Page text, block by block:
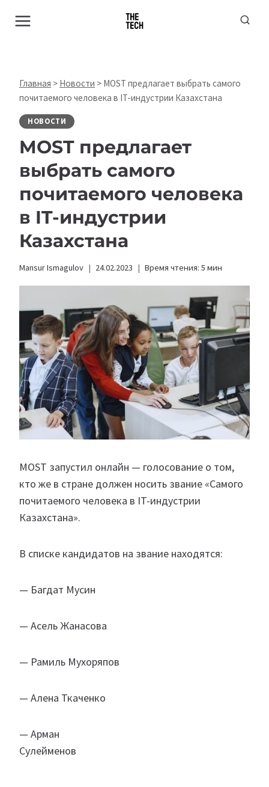
Главная > Новости > MOST предлагает выбрать самого
почитаемого человека в IT-индустрии Казахстана
НОВОСТИ
MOST предлагает
выбрать самого
почитаемого человека
в IT-индустрии
Казахстана
Mansur Ismagulov 24.02.2023 Время чтения: 5 мин
MOST запустил онлайн — голосование о том,
кто же в стране должен носить звание «Самого
почитаемого человека в IT-индустрии
Казахстана».
В списке кандидатов на звание находятся:
— Багдат Мусин
— Асель Жанасова
— Рамиль Мухоряпов
— Алена Ткаченко
— Арман
Сулейменов